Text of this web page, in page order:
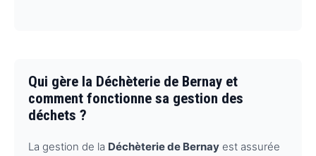
Qui gère la Déchèterie de Bernay et
comment fonctionne sa gestion des
déchets ?
La gestion de la Déchèterie de Bernay est assurée